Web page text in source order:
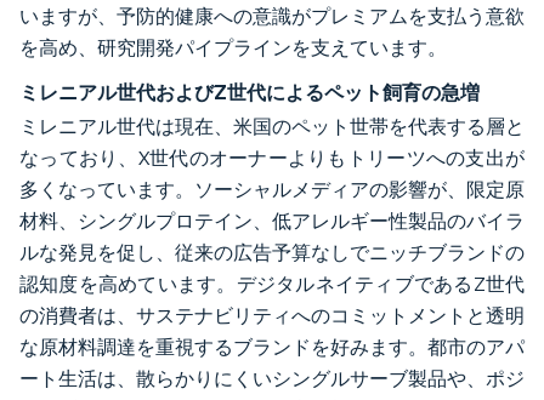
いますが、予防的健康への意識がプレミアムを支払う意欲
を高め、研究開発パイプラインを支えています。
ミレニアル世代およびZ世代によるペット飼育の急増
ミレニアル世代は現在、米国のペット世帯を代表する層と
なっており、X世代のオーナーよりもトリーツへの支出が
多くなっています。ソーシャルメディアの影響が、限定原
材料、シングルプロテイン、低アレルギー性製品のバイラ
ルな発見を促し、従来の広告予算なしでニッチブランドの
認知度を高めています。デジタルネイティブであるZ世代
の消費者は、サステナビリティへのコミットメントと透明
な原材料調達を重視するブランドを好みます。都市のアパ
ート生活は、散らかりにくいシングルサーブ製品や、ポジ